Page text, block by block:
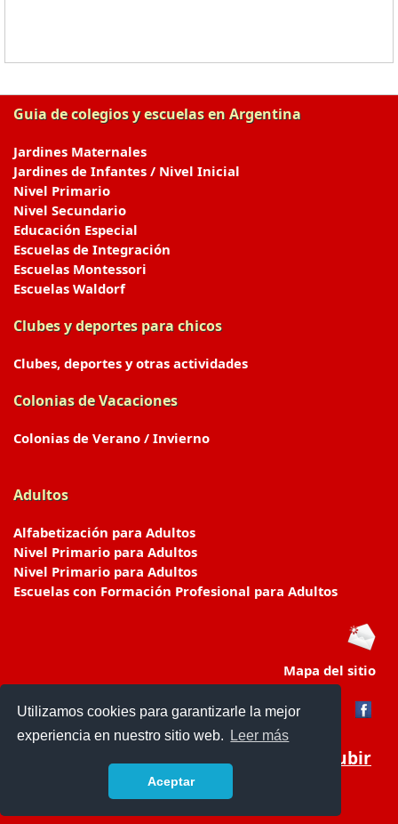
Utilizamos cookies para garantizarle la mejor
experiencia en nuestro sitio web.
Leer más
Aceptar
Guia de colegios y escuelas en Argentina
Jardines Maternales
Jardines de Infantes / Nivel Inicial
Nivel Primario
Nivel Secundario
Educación Especial
Escuelas de Integración
Escuelas Montessori
Escuelas Waldorf
Clubes y deportes para chicos
Clubes, deportes y otras actividades
Colonias de Vacaciones
Colonias de Verano / Invierno
Adultos
Alfabetización para Adultos
Nivel Primario para Adultos
Nivel Primario para Adultos
Escuelas con Formación Profesional para Adultos
Mapa del sitio
Subir